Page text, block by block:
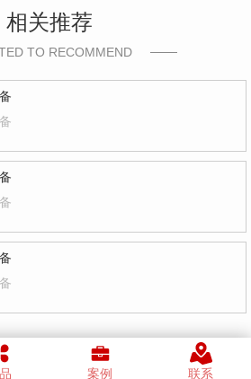
相关推荐
TO RECOMMEND
案例 联系